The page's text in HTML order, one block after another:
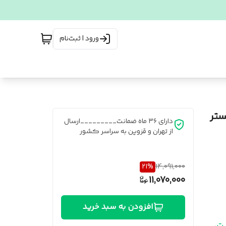
ورود | ثبت‌نام
دارای ۳۶ ماه ضمانت_________ارسال
از تهران و قزوین به سراسر کشور
14,091,000
21%
11,070,000
افزودن به سبد خرید